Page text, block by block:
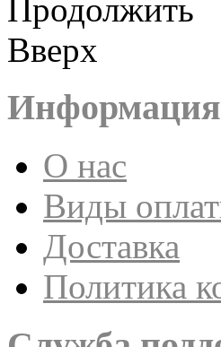
Продолжить
Вверх
Информация
О нас
Виды
Доставка
Политика